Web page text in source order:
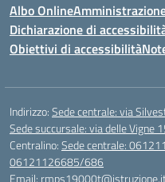
Albo Online
Dichiarazione di
Obiettivi di accessibilità
Indirizzo:Sede centrale: via
Sede succursale: via delle Vigne
Centralino:Sede centrale:
06121126685/686
Email: